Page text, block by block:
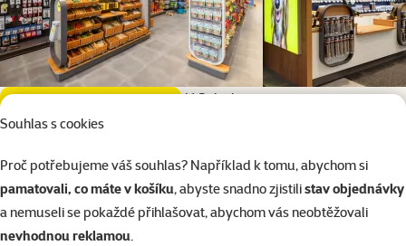
Souhlas s cookies
Proč potřebujeme váš souhlas? Například k tomu, abychom si
pamatovali, co máte v košíku, abyste snadno zjistilistav objednávky
a nemuseli se pokaždé přihlašovat, abychom vás neobtěžovali
nevhodnou reklamou.
Mladá Boleslav
CityMarket, Kosmonosy 1237, Kosmonosy, 293 06, Středočeský
kraj
Otevírací doba: